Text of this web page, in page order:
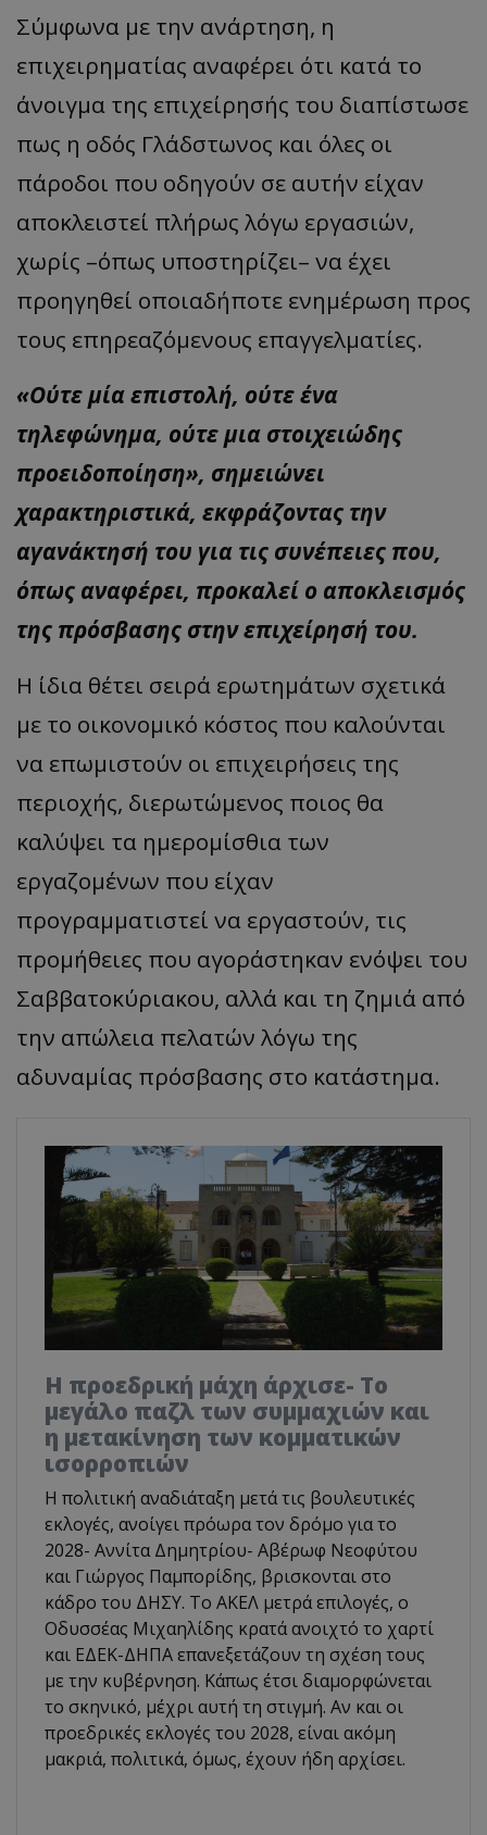
Σύμφωνα με την ανάρτηση, η
επιχειρηματίας αναφέρει ότι κατά το
άνοιγμα της επιχείρησής του διαπίστωσε
πως η οδός Γλάδστωνος και όλες οι
πάροδοι που οδηγούν σε αυτήν είχαν
αποκλειστεί πλήρως λόγω εργασιών,
χωρίς –όπως υποστηρίζει– να έχει
προηγηθεί οποιαδήποτε ενημέρωση προς
τους επηρεαζόμενους επαγγελματίες.
«Ούτε μία επιστολή, ούτε ένα
τηλεφώνημα, ούτε μια στοιχειώδης
προειδοποίηση», σημειώνει
χαρακτηριστικά, εκφράζοντας την
αγανάκτησή του για τις συνέπειες που,
όπως αναφέρει, προκαλεί ο αποκλεισμός
της πρόσβασης στην επιχείρησή του.
Η ίδια θέτει σειρά ερωτημάτων σχετικά
με το οικονομικό κόστος που καλούνται
να επωμιστούν οι επιχειρήσεις της
περιοχής, διερωτώμενος ποιος θα
καλύψει τα ημερομίσθια των
εργαζομένων που είχαν
προγραμματιστεί να εργαστούν, τις
προμήθειες που αγοράστηκαν ενόψει του
Σαββατοκύριακου, αλλά και τη ζημιά από
την απώλεια πελατών λόγω της
αδυναμίας πρόσβασης στο κατάστημα.
Η προεδρική μάχη άρχισε- Το
μεγάλο παζλ των συμμαχιών και
η μετακίνηση των κομματικών
ισορροπιών
Η πολιτική αναδιάταξη μετά τις βουλευτικές
εκλογές, ανοίγει πρόωρα τον δρόμο για το
2028- Αννίτα Δημητρίου- Αβέρωφ Νεοφύτου
και Γιώργος Παμπορίδης, βρισκονται στο
κάδρο του ΔΗΣΥ. Το ΑΚΕΛ μετρά επιλογές, ο
Οδυσσέας Μιχαηλίδης κρατά ανοιχτό το χαρτί
και ΕΔΕΚ-ΔΗΠΑ επανεξετάζουν τη σχέση τους
με την κυβέρνηση. Κάπως έτσι διαμορφώνεται
το σκηνικό, μέχρι αυτή τη στιγμή. Αν και οι
προεδρικές εκλογές του 2028, είναι ακόμη
μακριά, πολιτικά, όμως, έχουν ήδη αρχίσει.